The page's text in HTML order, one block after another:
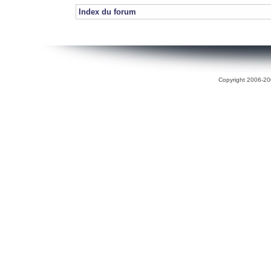
Index du forum
Copyright 2006-